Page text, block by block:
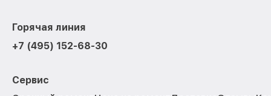
Горячая линия
+7 (495) 152-68-30
Сервис